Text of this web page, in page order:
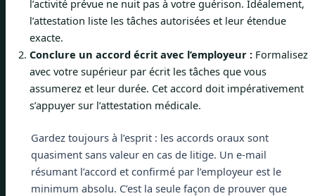
l’activité prévue ne nuit pas à votre guérison. Idéalement,
l’attestation liste les tâches autorisées et leur étendue
exacte.
Conclure un accord écrit avec l’employeur : Formalisez
avec votre supérieur par écrit les tâches que vous
assumerez et leur durée. Cet accord doit impérativement
s’appuyer sur l’attestation médicale.
Gardez toujours à l’esprit : les accords oraux sont
quasiment sans valeur en cas de litige. Un e-mail
résumant l’accord et confirmé par l’employeur est le
minimum absolu. C’est la seule façon de prouver que